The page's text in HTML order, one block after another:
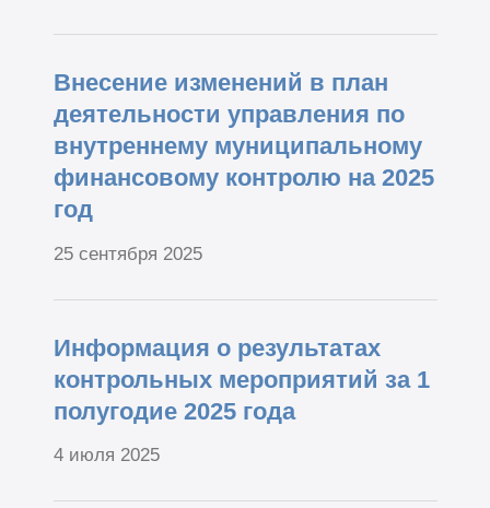
Внесение изменений в план
деятельности управления по
внутреннему муниципальному
финансовому контролю на 2025
год
25 сентября 2025
Информация о результатах
контрольных мероприятий за 1
полугодие 2025 года
4 июля 2025